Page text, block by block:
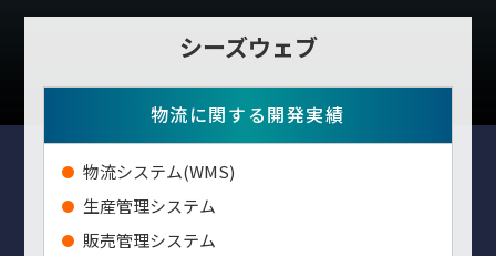
シーズウェブ
物流に関する開発実績
物流システム(WMS)
生産管理システム
販売管理システム